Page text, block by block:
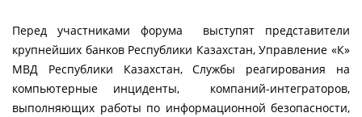
Перед участниками форума выступят представители
крупнейших банков Республики Казахстан, Управление «К»
МВД Республики Казахстан, Службы реагирования на
компьютерные инциденты, компаний-интеграторов,
выполняющих работы по информационной безопасности,